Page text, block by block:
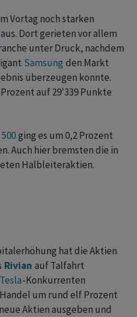
Vortag noch starken
aus. Dort gerieten vor allem
unter Druck, nachdem
Samsung den Markt
überzeugen konnte.
auf 29'339 Punkte
ging es um 0,2 Prozent
Auch hier bremsten die in
Halbleiteraktien.
hat die Aktien
Rivian auf Talfahrt
Tesla-Konkurrenten
⁠um rund elf Prozent
Aktien ausgeben und